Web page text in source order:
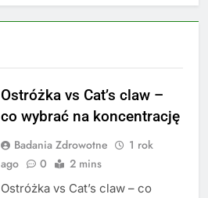
Ostróżka vs Cat’s claw –
co wybrać na koncentrację
Badania Zdrowotne
1 rok
ago
0 2 mins
Ostróżka vs Cat’s claw – co